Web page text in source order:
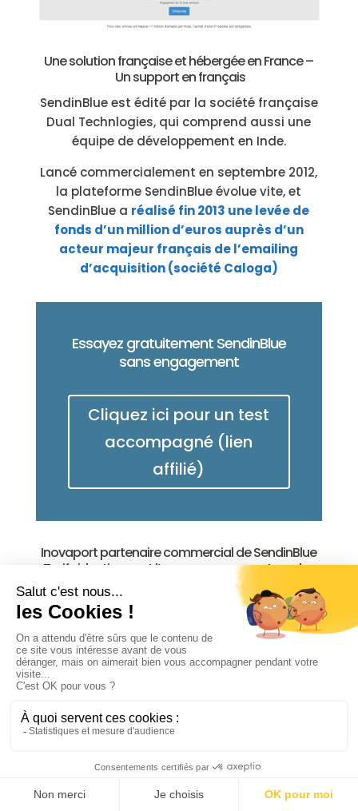
Une solution française et hébergée en France –
Un support en français
SendinBlue est édité par la société française
Dual Technlogies, qui comprend aussi une
équipe de développement en Inde.
Lancé commercialement en septembre 2012,
la plateforme SendinBlue évolue vite, et
SendinBlue a réalisé fin 2013 une levée de
fonds d’un million d’euros auprès d’un
acteur majeur français de l’emailing
d’acquisition (société Caloga)
Essayez gratuitement SendinBlue
sans engagement
Cliquez ici pour un test
accompagné (lien
affilié)
Inovaport partenaire commercial de SendinBlue
Tarifs identiques et l’accompagnement en plus
Pour en savoir plus et échanger sur vos
attentes, contactez nous
nous » title= »false » description= »false »]